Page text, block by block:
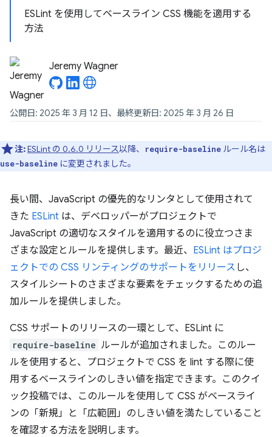
ESLint を使用してベースライン CSS 機能を適用する
方法
Jeremy Wagner
公開日: 2025 年 3 月 12 日、最終更新日: 2025 年 3 月 26 日
注:ESLint の 0.6.0 リリース以降、 require-baseline ルール名は
use-baseline に変更されました。
長い間、JavaScript の優先的なリンタとして使用されて
きた ESLint は、デベロッパーがプロジェクトで
JavaScript の適切なスタイルを適用するのに役立つさま
ざまな設定とルールを提供します。最近、 ESLint はプロジ
ェクトでの CSS リンティングのサポートをリリース し、
スタイルシートのさまざまな要素をチェックするための追
加ルールを提供しました。
CSS サポートのリリースの一環として、ESLint に
require-baseline ルールが追加されました。このルー
ルを使用すると、プロジェクトで CSS を lint する際に使
用するベースラインのしきい値を指定できます。このクイ
ック投稿では、このルールを使用して CSS がベースライ
ンの「新規」と「広範囲」のしきい値を満たしていること
を確認する方法を説明します。